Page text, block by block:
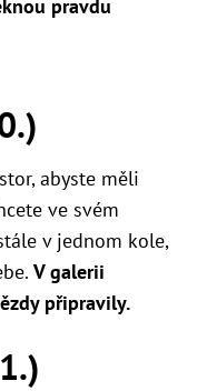
pravdu
abyste měli
ve svém
v jednom kole,
V galerii
připravily.